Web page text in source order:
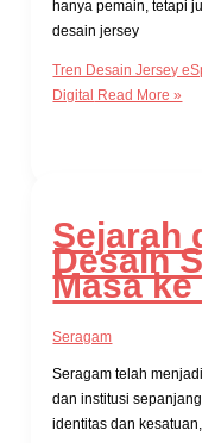
hanya pemain, tetapi
desain jersey
Tren Desain Jersey
Digital Read More »
Sejarah
Desain
Masa ke
Seragam
Seragam telah
dan institusi
identitas dan